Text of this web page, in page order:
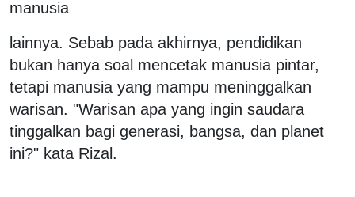
manusia
lainnya. Sebab pada akhirnya, pendidikan
bukan hanya soal mencetak manusia pintar,
tetapi manusia yang mampu meninggalkan
warisan. "Warisan apa yang ingin saudara
tinggalkan bagi generasi, bangsa, dan planet
ini?" kata Rizal.